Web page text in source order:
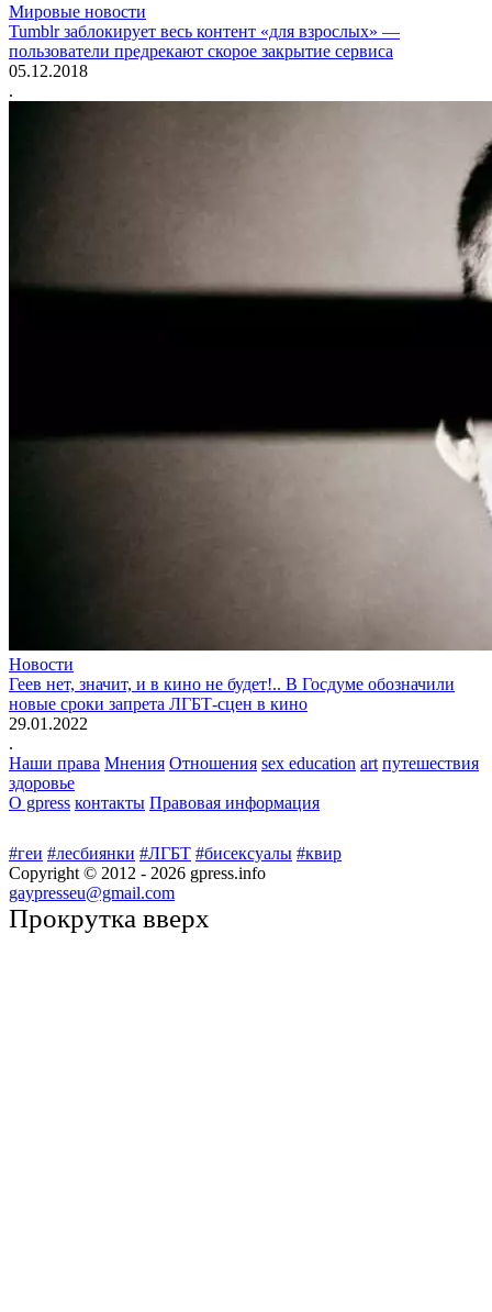
Мировые новости
Tumblr заблокирует весь контент «для взрослых» —
пользователи предрекают скорое закрытие сервиса
05.12.2018
.
Новости
Геев нет, значит, и в кино не будет!.. В Госдуме обозначили
новые сроки запрета ЛГБТ-сцен в кино
29.01.2022
.
Наши права Мнения Отношения sex education art путешествия
здоровье
О gpress контакты Правовая информация
#геи #лесбиянки #ЛГБТ #бисексуалы #квир
Copyright © 2012 - 2026 gpress.info
gaypresseu@gmail.com
Прокрутка вверх